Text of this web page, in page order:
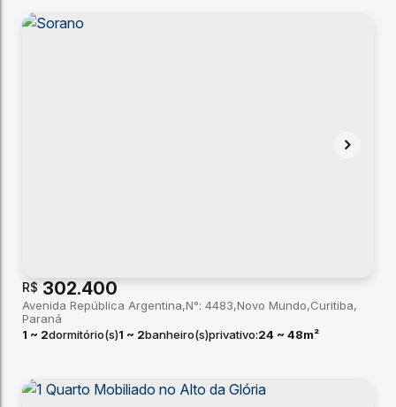
R$ 302.400
Avenida República Argentina N°: 4483 Novo Mundo Curitiba
Paraná
1 ~ 2dormitório(s)1 ~ 2banheiro(s)privativo:24 ~ 48m²